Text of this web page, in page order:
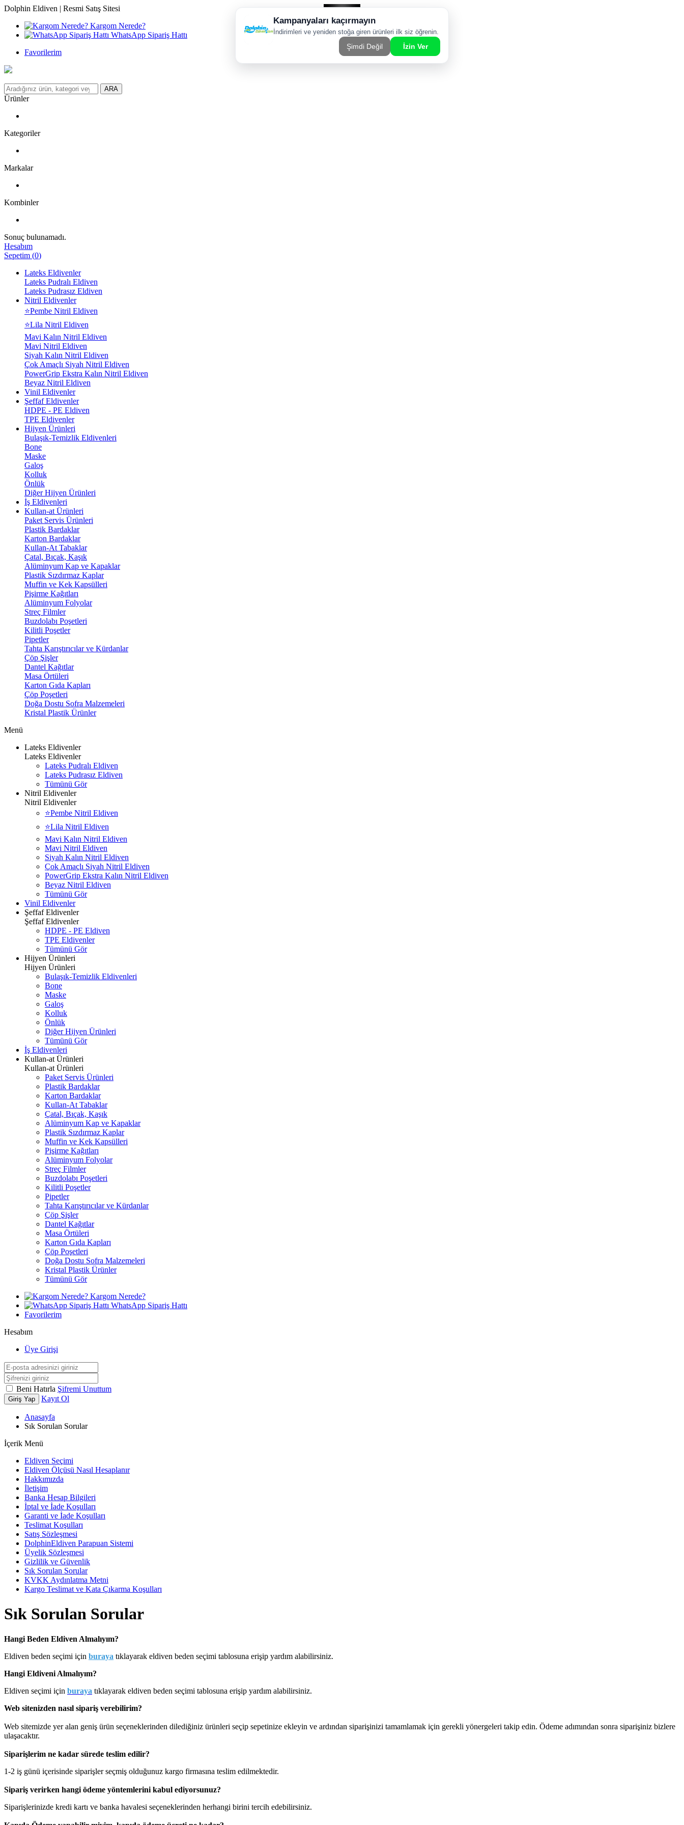
Dolphin Eldiven | Resmi Satış Sitesi
Kargom Nerede?
WhatsApp Sipariş Hattı
Favorilerim
ARA
Ürünler
Kategoriler
Markalar
Kombinler
Sonuç bulunamadı.
Hesabım
Sepetim (0)
Lateks Eldivenler
Lateks Pudralı Eldiven
Lateks Pudrasız Eldiven
Nitril Eldivenler
⭐Pembe Nitril Eldiven
⭐Lila Nitril Eldiven
Mavi Kalın Nitril Eldiven
Mavi Nitril Eldiven
Siyah Kalın Nitril Eldiven
Çok Amaçlı Siyah Nitril Eldiven
PowerGrip Ekstra Kalın Nitril Eldiven
Beyaz Nitril Eldiven
Vinil Eldivenler
Şeffaf Eldivenler
HDPE - PE Eldiven
TPE Eldivenler
Hijyen Ürünleri
Bulaşık-Temizlik Eldivenleri
Bone
Maske
Galoş
Kolluk
Önlük
Diğer Hijyen Ürünleri
İş Eldivenleri
Kullan-at Ürünleri
Paket Servis Ürünleri
Plastik Bardaklar
Karton Bardaklar
Kullan-At Tabaklar
Çatal, Bıçak, Kaşık
Alüminyum Kap ve Kapaklar
Plastik Sızdırmaz Kaplar
Muffin ve Kek Kapsülleri
Pişirme Kağıtları
Alüminyum Folyolar
Streç Filmler
Buzdolabı Poşetleri
Kilitli Poşetler
Pipetler
Tahta Karıştırıcılar ve Kürdanlar
Çöp Şişler
Dantel Kağıtlar
Masa Örtüleri
Karton Gıda Kapları
Çöp Poşetleri
Doğa Dostu Sofra Malzemeleri
Kristal Plastik Ürünler
Menü
Lateks Eldivenler
Lateks Eldivenler
Lateks Pudralı Eldiven
Lateks Pudrasız Eldiven
Tümünü Gör
Nitril Eldivenler
Nitril Eldivenler
⭐Pembe Nitril Eldiven
⭐Lila Nitril Eldiven
Mavi Kalın Nitril Eldiven
Mavi Nitril Eldiven
Siyah Kalın Nitril Eldiven
Çok Amaçlı Siyah Nitril Eldiven
PowerGrip Ekstra Kalın Nitril Eldiven
Beyaz Nitril Eldiven
Tümünü Gör
Vinil Eldivenler
Şeffaf Eldivenler
Şeffaf Eldivenler
HDPE - PE Eldiven
TPE Eldivenler
Tümünü Gör
Hijyen Ürünleri
Hijyen Ürünleri
Bulaşık-Temizlik Eldivenleri
Bone
Maske
Galoş
Kolluk
Önlük
Diğer Hijyen Ürünleri
Tümünü Gör
İş Eldivenleri
Kullan-at Ürünleri
Kullan-at Ürünleri
Paket Servis Ürünleri
Plastik Bardaklar
Karton Bardaklar
Kullan-At Tabaklar
Çatal, Bıçak, Kaşık
Alüminyum Kap ve Kapaklar
Plastik Sızdırmaz Kaplar
Muffin ve Kek Kapsülleri
Pişirme Kağıtları
Alüminyum Folyolar
Streç Filmler
Buzdolabı Poşetleri
Kilitli Poşetler
Pipetler
Tahta Karıştırıcılar ve Kürdanlar
Çöp Şişler
Dantel Kağıtlar
Masa Örtüleri
Karton Gıda Kapları
Çöp Poşetleri
Doğa Dostu Sofra Malzemeleri
Kristal Plastik Ürünler
Tümünü Gör
Kargom Nerede?
WhatsApp Sipariş Hattı
Favorilerim
Hesabım
Üye Girişi
Beni Hatırla Şifremi Unuttum
Giriş Yap Kayıt Ol
Anasayfa
Sık Sorulan Sorular
İçerik Menü
Eldiven Seçimi
Eldiven Ölçüsü Nasıl Hesaplanır
Hakkımızda
İletişim
Banka Hesap Bilgileri
İptal ve İade Koşulları
Garanti ve İade Koşulları
Teslimat Koşulları
Satış Sözleşmesi
DolphinEldiven Parapuan Sistemi
Üyelik Sözleşmesi
Gizlilik ve Güvenlik
Sık Sorulan Sorular
KVKK Aydınlatma Metni
Kargo Teslimat ve Kata Çıkarma Koşulları
Sık Sorulan Sorular
Hangi Beden Eldiven Almalıyım?
Eldiven beden seçimi için buraya tıklayarak eldiven beden seçimi tablosuna erişip yardım alabilirsiniz.
Hangi Eldiveni Almalıyım?
Eldiven seçimi için buraya tıklayarak eldiven beden seçimi tablosuna erişip yardım alabilirsiniz.
Web sitenizden nasıl sipariş verebilirim?
Web sitemizde yer alan geniş ürün seçeneklerinden dilediğiniz ürünleri seçip sepetinize ekleyin ve ardından siparişinizi tamamlamak için gerekli yönergeleri takip edin. Ödeme adımından sonra siparişiniz bizlere
ulaşacaktır.
Siparişlerim ne kadar sürede teslim edilir?
1-2 iş günü içerisinde siparişler seçmiş olduğunuz kargo firmasına teslim edilmektedir.
Sipariş verirken hangi ödeme yöntemlerini kabul ediyorsunuz?
Siparişlerinizde kredi kartı ve banka havalesi seçeneklerinden herhangi birini tercih edebilirsiniz.